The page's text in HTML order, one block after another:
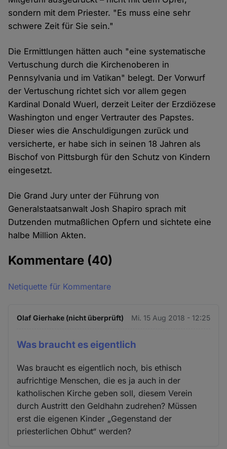
sondern mit dem Priester. "Es muss eine sehr
schwere Zeit für Sie sein."
Die Ermittlungen hätten auch "eine systematische
Vertuschung durch die Kirchenoberen in
Pennsylvania und im Vatikan" belegt. Der Vorwurf
der Vertuschung richtet sich vor allem gegen
Kardinal Donald Wuerl, derzeit Leiter der Erzdiözese
Washington und enger Vertrauter des Papstes.
Dieser wies die Anschuldigungen zurück und
versicherte, er habe sich in seinen 18 Jahren als
Bischof von Pittsburgh für den Schutz von Kindern
eingesetzt.
Die Grand Jury unter der Führung von
Generalstaatsanwalt Josh Shapiro sprach mit
Dutzenden mutmaßlichen Opfern und sichtete eine
halbe Million Akten.
Kommentare (40)
Netiquette für Kommentare
Olaf Gierhake (nicht überprüft) Mi. 15 Aug 2018 - 12:25
Was braucht es eigentlich
Was braucht es eigentlich noch, bis ethisch
aufrichtige Menschen, die es ja auch in der
katholischen Kirche geben soll, diesem Verein
durch Austritt den Geldhahn zudrehen? Müssen
erst die eigenen Kinder „Gegenstand der
priesterlichen Obhut“ werden?